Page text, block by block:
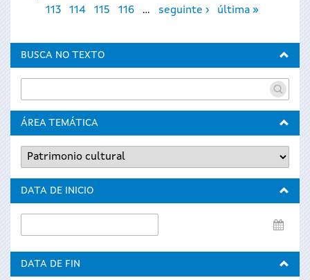
113
114 115 116 … seguinte › última »
BUSCA NO TEXTO
ÁREA TEMÁTICA
DATA DE INICIO
de
DATA DE FIN